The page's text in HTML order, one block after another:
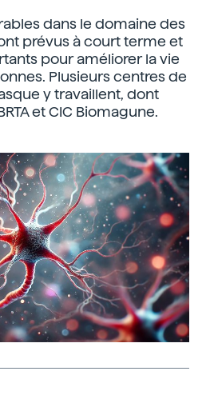
dans le domaine des
prévus à court terme et
pour améliorer la vie
Plusieurs centres de
y travaillent, dont
et CIC Biomagune.